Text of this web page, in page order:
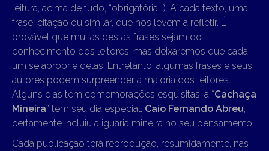
leitura, acima de tudo, “obrigatória” ). A cada texto, uma
frase, citação ou similar, que nos levem a refletir. É
provável que muitas destas frases sejam do
conhecimento dos leitores, mas deixaremos que cada
um se aproprie delas. Entretanto, algumas frases e seus
autores podem surpreender a maioria dos leitores.
Alguns dias tem comemorações esquisitas, a “Cachaça
Mineira” tem seu dia especial. Caio Fernando Abreu
certamente incluiu a iguaria mineira no seu pensamento.
Cada publicação terá reprodução, resumidamente, nas